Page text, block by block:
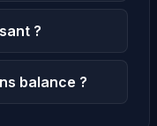
?
balance ?